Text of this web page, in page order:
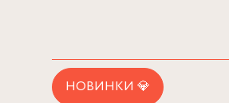
НОВИНКИ 💎